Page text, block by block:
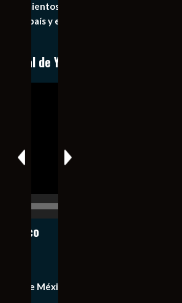
mas recientes e
país y el mundo de forma eficaz,
canal de YouTube
México
de México